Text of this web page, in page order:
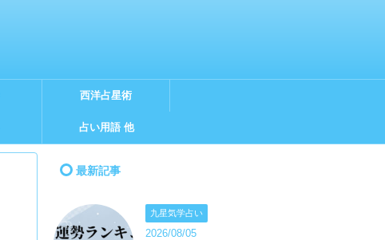
西洋占星術
占い用語 他
最新記事
九星気学占い
2026/08/05